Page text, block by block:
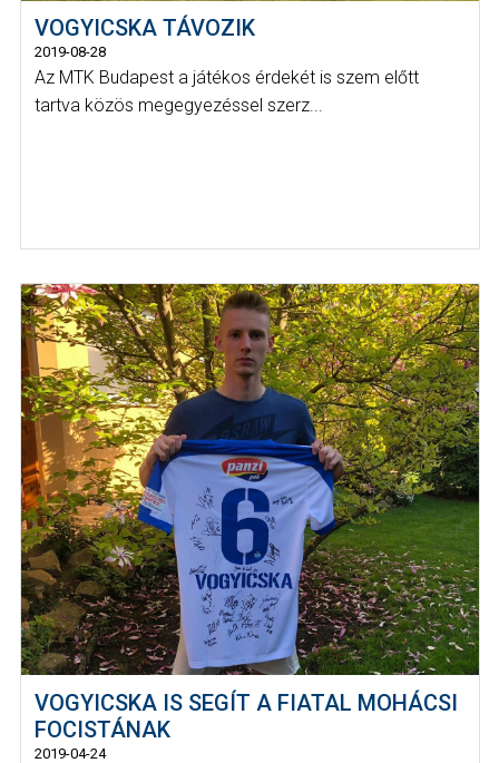
VOGYICSKA TÁVOZIK
2019-08-28
Az MTK Budapest a játékos érdekét is szem előtt
tartva közös megegyezéssel szerz...
VOGYICSKA IS SEGÍT A FIATAL MOHÁCSI
FOCISTÁNAK
2019-04-24